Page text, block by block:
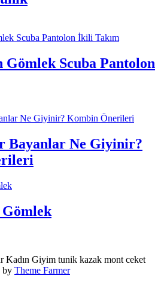
Scuba Pantolon
Bayanlar Ne Giyinir?
Kadın Giyim tunik kazak mont ceket
by Theme Farmer